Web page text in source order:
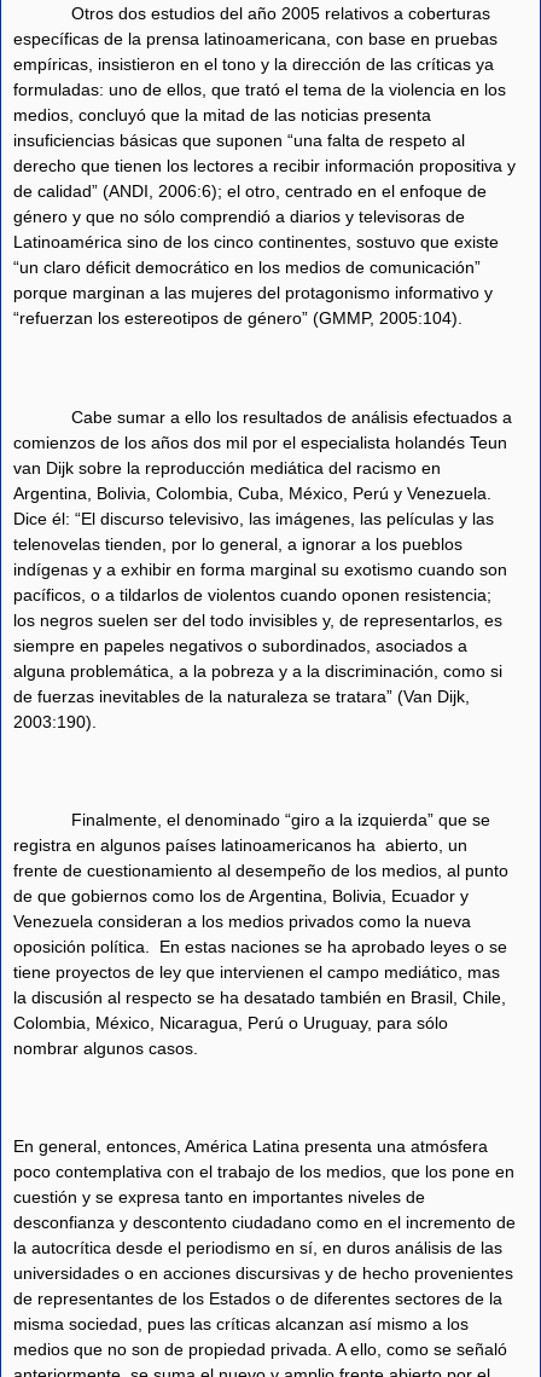
Otros dos estudios del año 2005 relativos a coberturas
específicas de la prensa latinoamericana, con base en pruebas
empíricas, insistieron en el tono y la dirección de las críticas ya
formuladas: uno de ellos, que trató el tema de la violencia en los
medios, concluyó que la mitad de las noticias presenta
insuficiencias básicas que suponen “una falta de respeto al
derecho que tienen los lectores a recibir información propositiva y
de calidad” (ANDI, 2006:6); el otro, centrado en el enfoque de
género y que no sólo comprendió a diarios y televisoras de
Latinoamérica sino de los cinco continentes, sostuvo que existe
“un claro déficit democrático en los medios de comunicación”
porque marginan a las mujeres del protagonismo informativo y
“refuerzan los estereotipos de género” (GMMP, 2005:104).
Cabe sumar a ello los resultados de análisis efectuados a
comienzos de los años dos mil por el especialista holandés Teun
van Dijk sobre la reproducción mediática del racismo en
Argentina, Bolivia, Colombia, Cuba, México, Perú y Venezuela.
Dice él: “El discurso televisivo, las imágenes, las películas y las
telenovelas tienden, por lo general, a ignorar a los pueblos
indígenas y a exhibir en forma marginal su exotismo cuando son
pacíficos, o a tildarlos de violentos cuando oponen resistencia;
los negros suelen ser del todo invisibles y, de representarlos, es
siempre en papeles negativos o subordinados, asociados a
alguna problemática, a la pobreza y a la discriminación, como si
de fuerzas inevitables de la naturaleza se tratara” (Van Dijk,
2003:190).
Finalmente, el denominado “giro a la izquierda” que se
registra en algunos países latinoamericanos ha abierto, un
frente de cuestionamiento al desempeño de los medios, al punto
de que gobiernos como los de Argentina, Bolivia, Ecuador y
Venezuela consideran a los medios privados como la nueva
oposición política.
En estas naciones se ha aprobado leyes o se
tiene proyectos de ley que intervienen el campo mediático, mas
la discusión al respecto se ha desatado también en Brasil, Chile,
Colombia, México, Nicaragua, Perú o Uruguay, para sólo
nombrar algunos casos.
En general, entonces, América Latina presenta una atmósfera
poco contemplativa con el trabajo de los medios, que los pone en
cuestión y se expresa tanto en importantes niveles de
desconfianza y descontento ciudadano como en el incremento de
la autocrítica desde el periodismo en sí, en duros análisis de las
universidades o en acciones discursivas y de hecho provenientes
de representantes de los Estados o de diferentes sectores de la
misma sociedad, pues las críticas alcanzan así mismo a los
medios que no son de propiedad privada. A ello, como se señaló